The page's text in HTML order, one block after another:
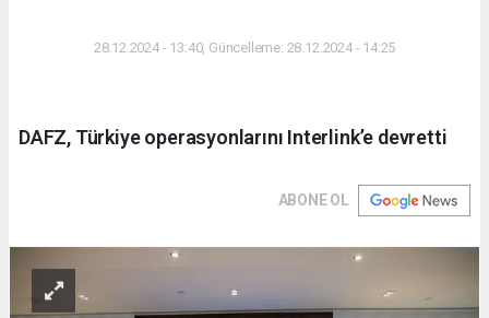
28.12.2024 - 13:40, Güncelleme: 28.12.2024 - 14:25
DAFZ, Türkiye operasyonlarını Interlink’e devretti
ABONE OL